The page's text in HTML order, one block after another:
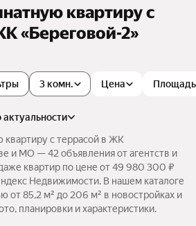
квартиру с
«Береговой-2»
3 комн. Цена Площадь
актуальности
квартиру с террасой в ЖК
и МО — 42 объявления от агентств и
квартир по цене от 49 980 300 ₽
Недвижимости. В нашем каталоге
от 85,2 м² до 206 м² в новостройках и
планировки и характеристики.